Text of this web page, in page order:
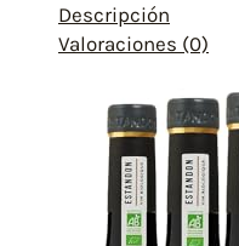
Descripción
Valoraciones (0)